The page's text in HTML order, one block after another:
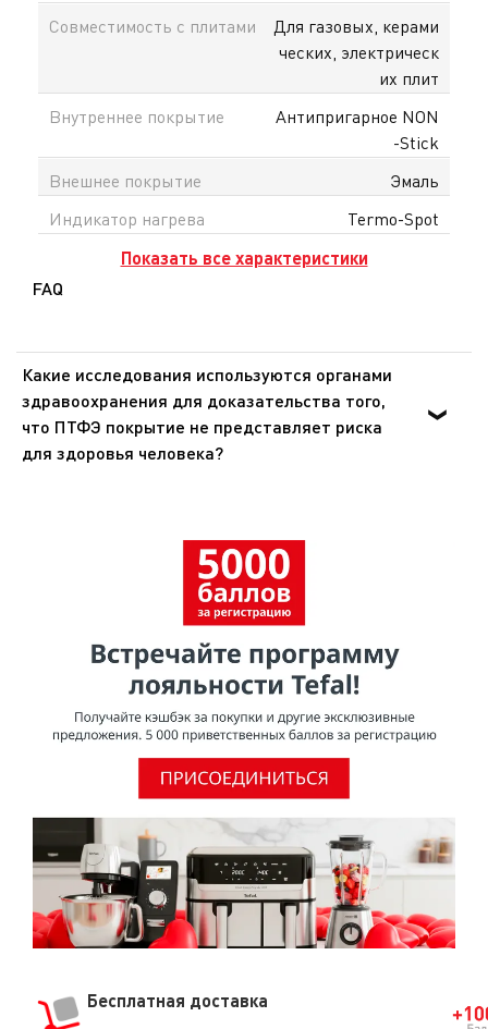
Совместимость с плитами
Для газовых, керами
ческих, электрическ
их плит
Внутреннее покрытие
Антипригарное NON
-Stick
Внешнее покрытие
Эмаль
Индикатор нагрева
Termo-Spot
Показать все характеристики
FAQ
Какие исследования используются органами
здравоохранения для доказательства того,
что ПТФЭ покрытие не представляет риска
для здоровья человека?
попадании внутрь. Эти же органы подтвердили, что
покрытия из ПТФЭ не представляют опасности для
здоровья при использовании в посуде для
проведенному МАИР (Международное агентство по
изучению рака), ВОЗ (Всемирная организация
здравоохранения) отнесла ПТФЭ к группе 3 [Том 19, 288
(1979) и Дополнение 7.70 (1987)], признав, что он не
является канцерогеном для человека.О том, что ПТФЭ
безопасен для использования, свидетельствует и тот
факт, что он часто применяется в медицине
(кардиостимуляторы, искусственные артерии, протезы
и т.д.).
Бесплатная доставка